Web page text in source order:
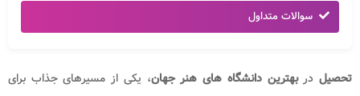
سوالات متداول
تحصیلدربهترین دانشگاه های هنر جهان، یکی از مسیرهای جذاب برای